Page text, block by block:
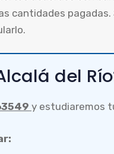
cantidades
del
y estudiaremos